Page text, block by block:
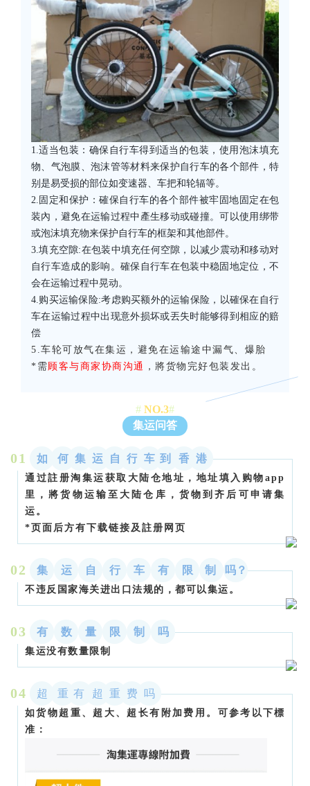
1.适当包装：确保自行车得到适当的包装，使用泡沫填充
物、气泡膜、泡沫管等材料来保护自行车的各个部件，特
别是易受损的部位如变速器、车把和轮辐等。
2. 固定和保护：確保自行车的各个部件被牢固地固定在包
装內，避免在运输过程中產生移动或碰撞。可以使用绑带
或泡沫填充物来保护自行车的框架和其他部件。
3.填充空隙:在包装中填充任何空隙，以减少震动和移动对
自行车造成的影响。確保自行车在包装中稳固地定位，不
会在运输过程中晃动。
4.购买运输保险:考虑购买额外的运输保险，以確保在自行
车在运输过程中出现意外损坏或丟失时能够得到相应的赔
偿
5.车轮可放气在集运，避免在运输途中漏气、爆胎
*需 顾客与商家协商沟通 ，將货物完好包装发出。
# NO.3#
集运问答
01 如 何 集 运 自 行 车 到 香 港
通过註册淘集运获取大陆仓地址，地址填入购物app
里，將货物运输至大陆仓库，货物到齐后可申请集
运。
*页面后方有下载链接及註册网页
02 集 运 自 行 车 有 限 制 吗？
不违反国家海关进出口法规的，都可以集运。
03 有 数 量 限 制 吗
集运没有数量限制
04 超 重 有 超 重 费 吗
如货物超重、超大、超长有附加费用。可参考以下標
准：